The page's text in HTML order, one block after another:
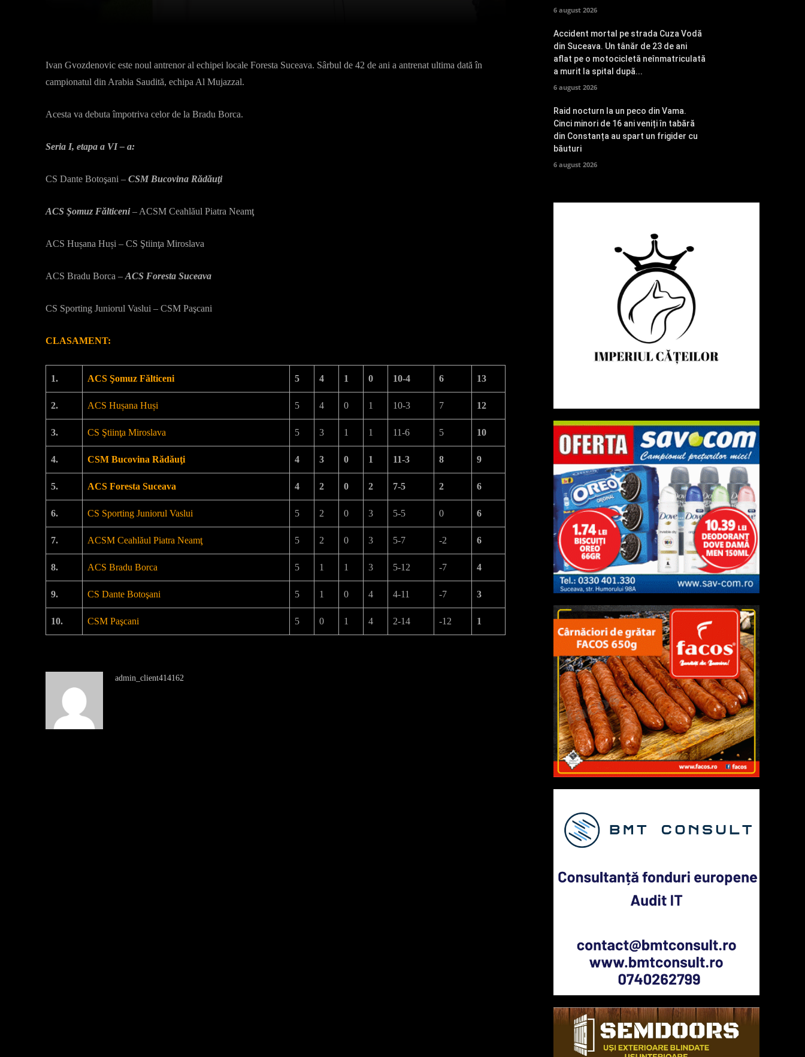
Ivan Gvozdenovic este noul antrenor al echipei locale Foresta Suceava. Sârbul de 42 de ani a antrenat ultima dată în
campionatul din Arabia Saudită, echipa Al Mujazzal.
Acesta va debuta împotriva celor de la Bradu Borca.
Seria I, etapa a VI – a:
CS Dante Botoşani – CSM Bucovina Rădăuţi
ACS Şomuz Fălticeni– ACSM Ceahlăul Piatra Neamţ
ACS Hușana Huși – CS Ştiinţa Miroslava
ACS Bradu Borca –ACS Foresta Suceava
CS Sporting Juniorul Vaslui – CSM Paşcani
CLASAMENT:
1. ACS Şomuz Fălticeni 5 4 1 0 10-4 6 13
2. ACS Hușana Huși 5 4 0 1 10-3 7 12
3. CS Ştiinţa Miroslava 5 3 1 1 11-6 5 10
4. CSM Bucovina Rădăuţi 4 3 0 1 11-3 8 9
5. ACS Foresta Suceava 4 2 0 2 7-5 2 6
6. CS Sporting Juniorul Vaslui 5 2 0 3 5-5 0 6
7. ACSM Ceahlăul Piatra Neamţ 5 2 0 3 5-7 -2 6
8. ACS Bradu Borca 5 1 1 3 5-12 -7 4
9. CS Dante Botoşani 5 1 0 4 4-11 -7 3
10. CSM Paşcani 5 0 1 4 2-14 -12 1
admin_client414162
6 august 2026
Accident mortal pe strada Cuza Vodă
din Suceava. Un tânăr de 23 de ani
aflat pe o motocicletă neînmatriculată
a murit la spital după...
6 august 2026
Raid nocturn la un peco din Vama.
Cinci minori de 16 ani veniți în tabără
din Constanța au spart un frigider cu
băuturi
6 august 2026